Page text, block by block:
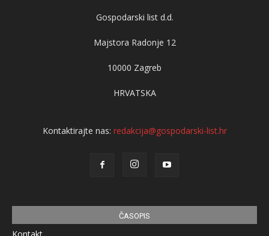
Gospodarski list d.d.
Majstora Radonje 12
10000 Zagreb
HRVATSKA
Kontaktirajte nas: redakcija@gospodarski-list.hr
ČASOPIS